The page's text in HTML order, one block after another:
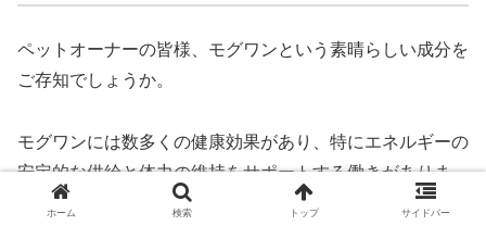
ペットオーナーの皆様、モグワンという素晴らしい成分を
ご存知でしょうか。
モグワンには数多くの健康効果があり、特にエネルギーの
安定的な供給と体力の維持をサポートする働きがありま
ホーム 検索 トップ サイドバー